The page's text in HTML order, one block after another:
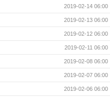
2019-02-14 06:00
2019-02-13 06:00
2019-02-12 06:00
2019-02-11 06:00
2019-02-08 06:00
2019-02-07 06:00
2019-02-06 06:00